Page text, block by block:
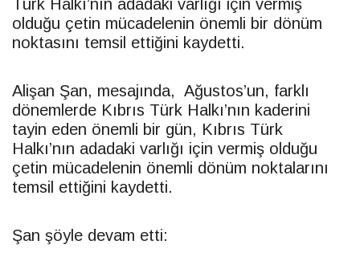
Türk Halkı’nın adadaki varlığı için vermiş
olduğu çetin mücadelenin önemli bir dönüm
noktasını temsil ettiğini kaydetti.
Alişan Şan, mesajında, Ağustos’un, farklı
dönemlerde Kıbrıs Türk Halkı’nın kaderini
tayin eden önemli bir gün, Kıbrıs Türk
Halkı’nın adadaki varlığı için vermiş olduğu
çetin mücadelenin önemli dönüm noktalarını
temsil ettiğini kaydetti.
Şan şöyle devam etti: